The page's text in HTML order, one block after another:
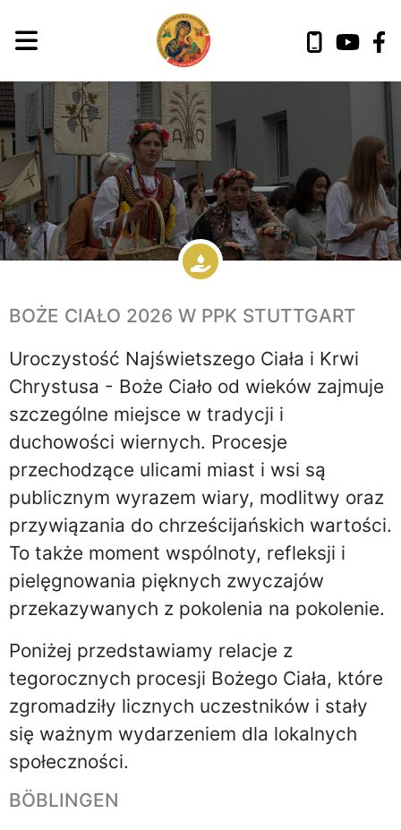
BOŻE CIAŁO 2026 W PPK STUTTGART
Uroczystość Najświetszego Ciała i Krwi
Chrystusa - Boże Ciało od wieków zajmuje
szczególne miejsce w tradycji i
duchowości wiernych. Procesje
przechodzące ulicami miast i wsi są
publicznym wyrazem wiary, modlitwy oraz
przywiązania do chrześcijańskich wartości.
To także moment wspólnoty, refleksji i
pielęgnowania pięknych zwyczajów
przekazywanych z pokolenia na pokolenie.
Poniżej przedstawiamy relacje z
tegorocznych procesji Bożego Ciała, które
zgromadziły licznych uczestników i stały
się ważnym wydarzeniem dla lokalnych
społeczności.
BÖBLINGEN